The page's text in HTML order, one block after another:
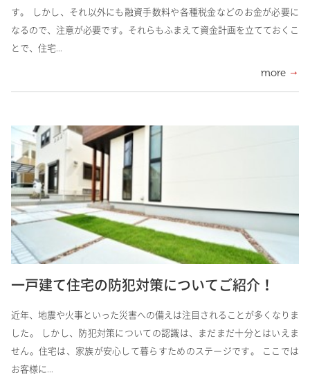
す。 しかし、それ以外にも融資手数料や各種税金などのお金が必要に
なるので、注意が必要です。それらもふまえて資金計画を立てておくこ
とで、住宅...
more
一戸建て住宅の防犯対策についてご紹介！
近年、地震や火事といった災害への備えは注目されることが多くなりま
した。 しかし、防犯対策についての認識は、まだまだ十分とはいえま
せん。住宅は、家族が安心して暮らすためのステージです。 ここでは
お客様に...